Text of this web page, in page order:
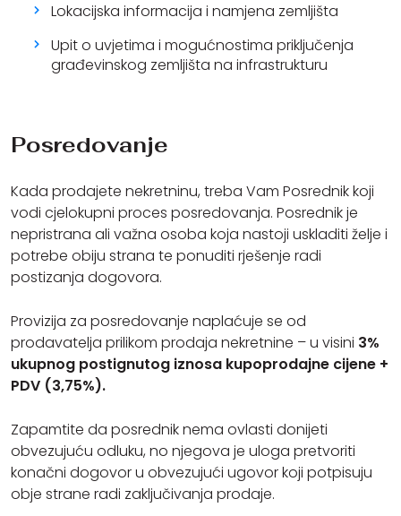
Posredovanje
Kada prodajete nekretninu, treba Vam Posrednik koji
vodi cjelokupni proces posredovanja. Posrednik je
nepristrana ali važna osoba koja nastoji uskladiti želje i
potrebe obiju strana te ponuditi rješenje radi
postizanja dogovora.
Provizija za posredovanje naplaćuje se od
prodavatelja prilikom prodaja nekretnine – u visini 3%
ukupnog postignutog iznosa kupoprodajne cijene +
PDV (3,75%).
Zapamtite da posrednik nema ovlasti donijeti
obvezujuću odluku, no njegova je uloga pretvoriti
konačni dogovor u obvezujući ugovor koji potpisuju
obje strane radi zaključivanja prodaje.
Lokacijska informacija i namjena zemljišta
Upit o uvjetima i mogućnostima priključenja
građevinskog zemljišta na infrastrukturu